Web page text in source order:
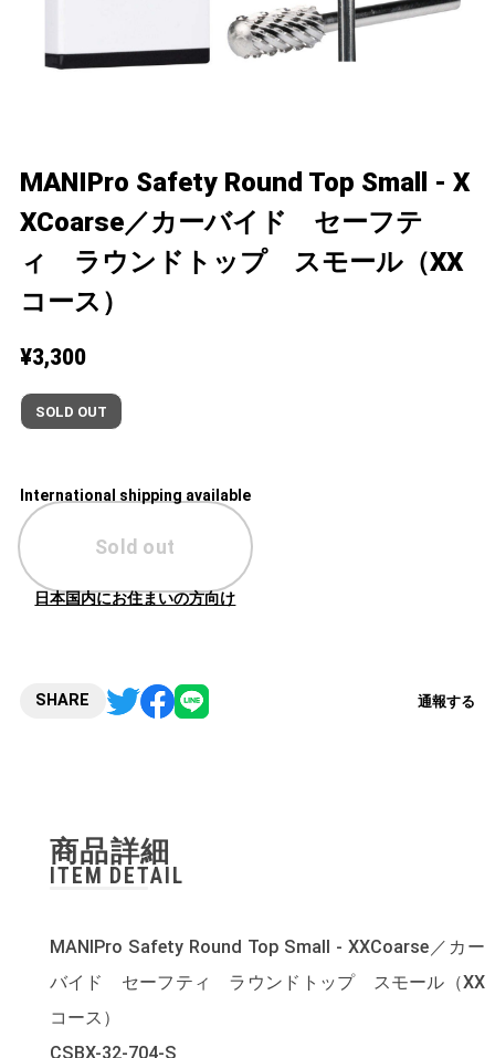
MANIPro Safety Round Top Small - X
XCoarse／カーバイド セーフテ
ィ ラウンドトップ スモール（XX
コース）
¥3,300
SOLD OUT
International shipping available
Sold out
日本国内にお住まいの方向け
SHARE 通報する
商品詳細
ITEM DETAIL
MANIPro Safety Round Top Small - XXCoarse／カー
バイド セーフティ ラウンドトップ スモール（XX
コース）
CSBX-32-704-S